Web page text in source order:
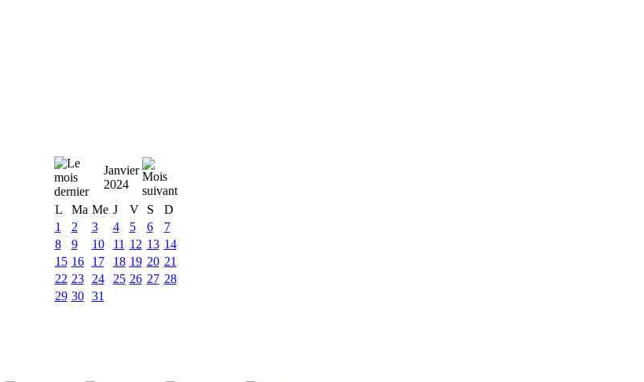
Janvier
2024
L
Ma Me J V S
D
1
2 3 4 5 6
7
8
9 10 11 12 13 14
15 16 17 18 19 20 21
22 23 24 25 26 27 28
29 30 31